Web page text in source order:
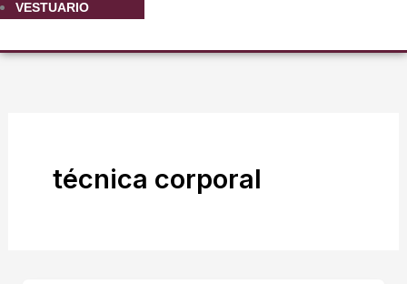
VESTUARIO
técnica corporal